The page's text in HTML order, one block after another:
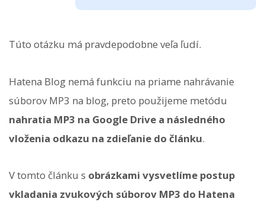
Túto otázku má pravdepodobne veľa ľudí.
Hatena Blog nemá funkciu na priame nahrávanie
súborov MP3 na blog, preto použijeme metódu
nahratia MP3 na Google Drive a následného
vloženia odkazu na zdieľanie do článku.
V tomto článku s obrázkami vysvetlíme postup
vkladania zvukových súborov MP3 do Hatena